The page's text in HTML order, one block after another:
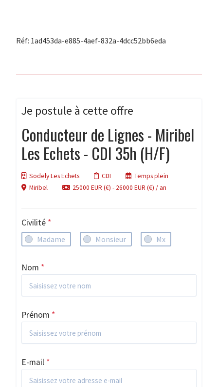
Réf: 1ad453da-e885-4aef-832a-4dcc52bb6eda
Je postule à cette offre
Conducteur de Lignes - Miribel
Les Echets - CDI 35h (H/F)
Sodely Les Echets CDI
Temps plein
Miribel
25000 EUR (€) - 26000 EUR (€) / an
Civilité *
Madame Monsieur Mx
Nom *
Prénom *
E-mail *